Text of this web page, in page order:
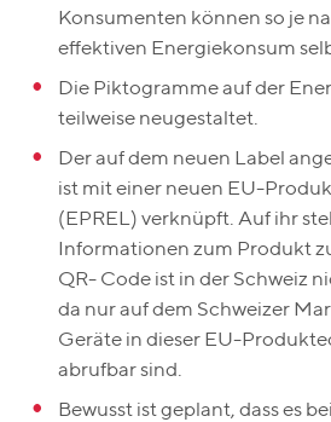
Konsumenten können so je
effektiven Energiekonsum
Die Piktogramme auf der
teilweise neugestaltet.
Der auf dem neuen Label
ist mit einer neuen EU-
(EPREL) verknüpft. Auf ihr
Informationen zum Produkt
QR- Code ist in der Schweiz
da nur auf dem Schweizer
Geräte in dieser EU-
abrufbar sind.
Bewusst ist geplant, dass es